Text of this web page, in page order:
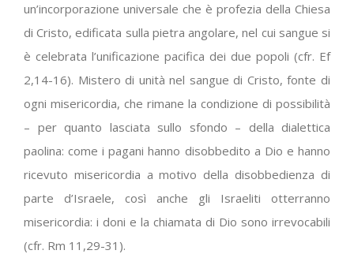
un’incorporazione universale che è profezia della Chiesa
di Cristo, edificata sulla pietra angolare, nel cui sangue si
è celebrata l’unificazione pacifica dei due popoli (cfr. Ef
2,14-16). Mistero di unità nel sangue di Cristo, fonte di
ogni misericordia, che rimane la condizione di possibilità
– per quanto lasciata sullo sfondo – della dialettica
paolina: come i pagani hanno disobbedito a Dio e hanno
ricevuto misericordia a motivo della disobbedienza di
parte d’Israele, così anche gli Israeliti otterranno
misericordia: i doni e la chiamata di Dio sono irrevocabili
(cfr. Rm 11,29-31).